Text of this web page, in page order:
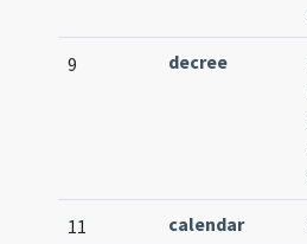
9 decree
11 calendar